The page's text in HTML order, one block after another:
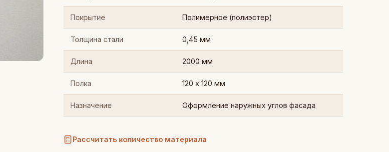
Покрытие Полимерное (полиэстер)
Толщина стали 0,45 мм
Длина 2000 мм
Полка 120 х 120 мм
Назначение Оформление наружных углов фасада
Рассчитать количество материала